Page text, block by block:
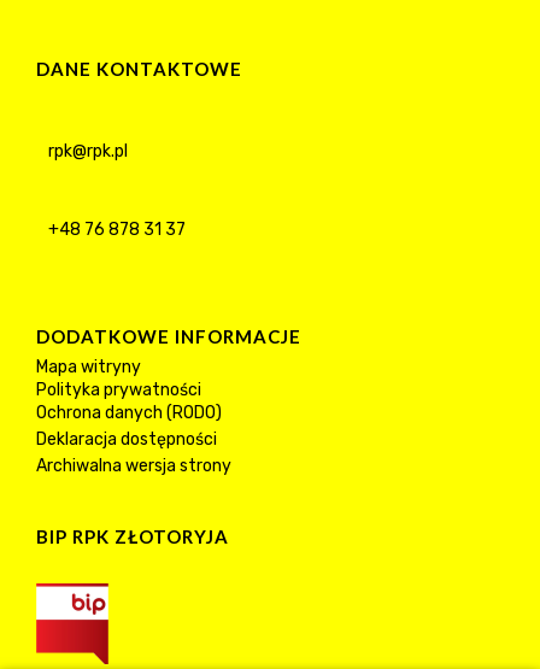
DANE KONTAKTOWE
rpk@rpk.pl
+48 76 878 31 37
DODATKOWE INFORMACJE
Mapa witryny
Polityka prywatności
Ochrona danych (RODO)
Deklaracja dostępności
Archiwalna wersja strony
BIP RPK ZŁOTORYJA